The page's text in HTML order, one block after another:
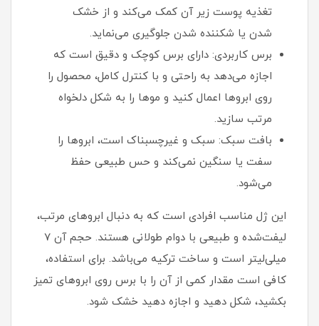
تغذیه پوست زیر آن کمک می‌کند و از خشک
شدن یا شکننده شدن جلوگیری می‌نماید.
برس کاربردی: دارای برس کوچک و دقیق است که
اجازه می‌دهد به راحتی و با کنترل کامل، محصول را
روی ابروها اعمال کنید و موها را به شکل دلخواه
مرتب سازید.
بافت سبک: سبک و غیرچسبناک است، ابروها را
سفت یا سنگین نمی‌کند و حس طبیعی حفظ
می‌شود.
این ژل مناسب افرادی است که به دنبال ابروهای مرتب،
لیفت‌شده و طبیعی با دوام طولانی هستند. حجم آن ۷
میلی‌لیتر است و ساخت ترکیه می‌باشد. برای استفاده،
کافی است مقدار کمی از آن را با برس روی ابروهای تمیز
بکشید، شکل دهید و اجازه دهید خشک شود.